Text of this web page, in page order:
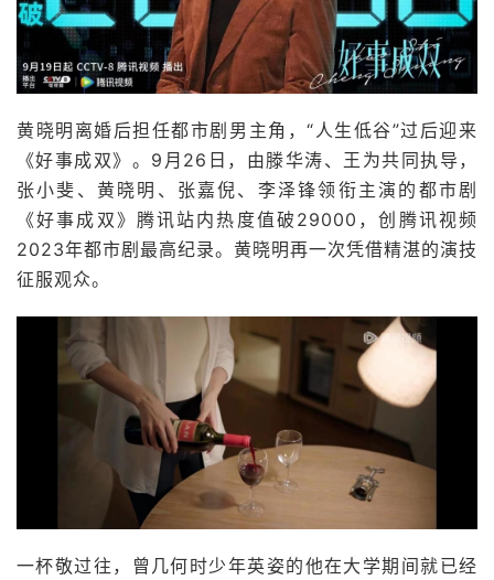
黄晓明离婚后担任都市剧男主角，“人生低谷”过后迎来
《好事成双》。9月26日，由滕华涛、王为共同执导，
张小斐、黄晓明、张嘉倪、李泽锋领衔主演的都市剧
《好事成双》腾讯站内热度值破29000，创腾讯视频
2023年都市剧最高纪录。黄晓明再一次凭借精湛的演技
征服观众。
一杯敬过往，曾几何时少年英姿的他在大学期间就已经